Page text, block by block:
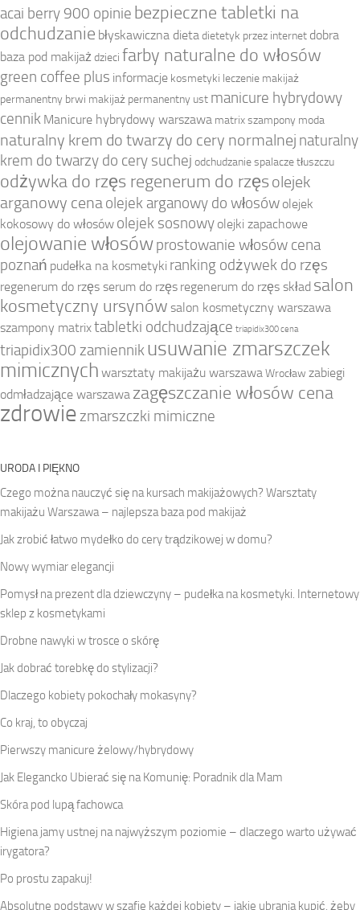
acai berry 900 opinie bezpieczne tabletki na
odchudzanie błyskawiczna dieta dietetyk przez internet dobra
baza pod makijaż dzieci farby naturalne do włosów
green coffee plus informacje kosmetyki leczenie makijaż
permanentny brwi makijaż permanentny ust manicure hybrydowy
cennik Manicure hybrydowy warszawa matrix szampony moda
naturalny krem do twarzy do cery normalnej naturalny
krem do twarzy do cery suchej odchudzanie spalacze tłuszczu
odżywka do rzęs regenerum do rzęs olejek
arganowy cena olejek arganowy do włosów olejek
kokosowy do włosów olejek sosnowy olejki zapachowe
olejowanie włosówprostowanie włosów cena
poznań pudełka na kosmetyki ranking odżywek do rzęs
regenerum do rzęs serum do rzęs regenerum do rzęs skład salon
kosmetyczny ursynów salon kosmetyczny warszawa
szampony matrixtabletki odchudzające triapidix300 cena
triapidix300 zamiennikusuwanie zmarszczek
mimicznych warsztaty makijażu warszawa Wrocław zabiegi
odmładzające warszawa zagęszczanie włosów cena
zdrowiezmarszczki mimiczne
URODA I PIĘKNO
Czego można nauczyć się na kursach makijażowych? Warsztaty
makijażu Warszawa – najlepsza baza pod makijaż
Jak zrobić łatwo mydełko do cery trądzikowej w domu?
Nowy wymiar elegancji
Pomysł na prezent dla dziewczyny – pudełka na kosmetyki. Internetowy
sklep z kosmetykami
Drobne nawyki w trosce o skórę
Jak dobrać torebkę do stylizacji?
Dlaczego kobiety pokochały mokasyny?
Co kraj, to obyczaj
Pierwszy manicure żelowy/hybrydowy
Jak Elegancko Ubierać się na Komunię: Poradnik dla Mam
Skóra pod lupą fachowca
Higiena jamy ustnej na najwyższym poziomie – dlaczego warto używać
irygatora?
Po prostu zapakuj!
Absolutne podstawy w szafie każdej kobiety – jakie ubrania kupić, żeby